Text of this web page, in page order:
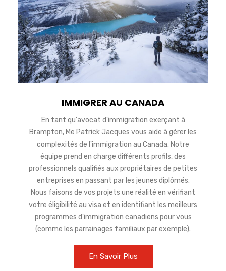
IMMIGRER AU CANADA
En tant qu'avocat d'immigration exerçant à
Brampton, Me Patrick Jacques vous aide à gérer les
complexités de l'immigration au Canada. Notre
équipe prend en charge différents profils, des
professionnels qualifiés aux propriétaires de petites
entreprises en passant par les jeunes diplômés.
Nous faisons de vos projets une réalité en vérifiant
votre éligibilité au visa et en identifiant les meilleurs
programmes d'immigration canadiens pour vous
(comme les parrainages familiaux par exemple).
En Savoir Plus